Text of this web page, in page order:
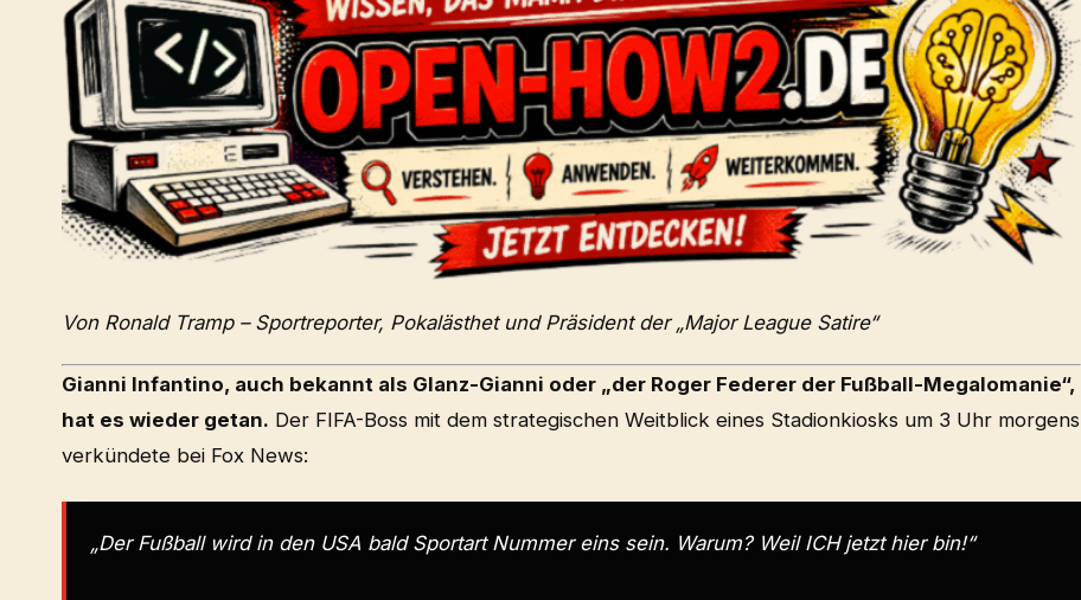
Von Ronald Tramp – Sportreporter, Pokalästhet und Präsident der „Major League Satire“
Gianni Infantino, auch bekannt als Glanz-Gianni oder „der Roger Federer der Fußball-Megalomanie“,
hat es wieder getan. Der FIFA-Boss mit dem strategischen Weitblick eines Stadionkiosks um 3 Uhr morgens
verkündete bei Fox News:
„Der Fußball wird in den USA bald Sportart Nummer eins sein. Warum? Weil ICH jetzt hier bin!“